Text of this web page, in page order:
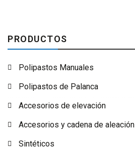
PRODUCTOS
Polipastos Manuales
Polipastos de Palanca
Accesorios de elevación
Accesorios y cadena de aleación
Sintéticos